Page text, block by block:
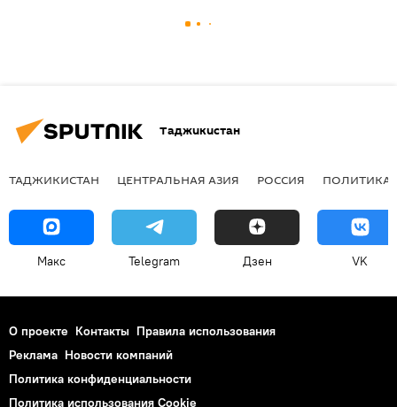
Таджикистан
ТАДЖИКИСТАН ЦЕНТРАЛЬНАЯ АЗИЯ РОССИЯ ПОЛИТИКА
Макс Telegram Дзен VK
О проекте Контакты Правила использования
Реклама Новости компаний
Политика конфиденциальности
Политика использования Cookie